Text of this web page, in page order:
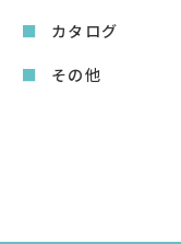
カタログ
その他